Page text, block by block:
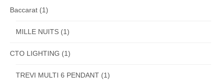
Baccarat (1)
MILLE NUITS (1)
CTO LIGHTING (1)
TREVI MULTI 6 PENDANT (1)